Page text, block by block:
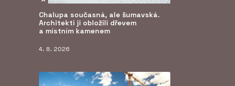
Chalupa současná, ale šumavská.
Architekti ji obložili dřevem
a místním kamenem
4. 8. 2026